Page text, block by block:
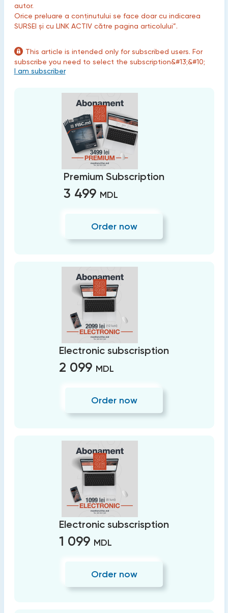
autor.
Orice preluare a conținutului se face doar cu indicarea
SURSEI și cu LINK ACTIV către pagina articolului”.
This article is intended only for subscribed users. For
subscribe you need to select the subscription&#13;&#10;
I am subscriber
Premium Subscription
3 499 MDL
Order now
Electronic subscrisption
2 099 MDL
Order now
Electronic subscrisption
1 099 MDL
Order now